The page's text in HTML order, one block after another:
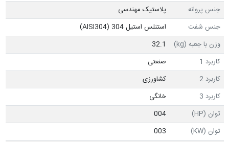
جنس پروانه
پلاستیک مهندسی
جنس شفت
استنلس استیل 304 (AISI304)
وزن با جعبه (kg)
32.1
کاربرد 1
صنعتی
کاربرد 2
کشاورزی
کاربرد 3
خانگی
توان (HP)
004
توان (KW)
003